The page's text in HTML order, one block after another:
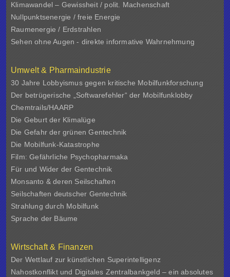
Klimawandel – Gewissheit / polit. Machenschaft
Nullpunktsenergie / freie Energie
Raumenergie / Erdstrahlen
Sehen ohne Augen - direkte informative Wahrnehmung
Umwelt & Pharmaindustrie
30 Jahre Lobbyismus gegen kritische Mobilfunkforschung
Der betrügerische „Softwarefehler“ der Mobilfunklobby
Chemtrails/HAARP
Die Geburt der Klimalüge
Die Gefahr der grünen Gentechnik
Die Mobilfunk-Katastrophe
Film: Gefährliche Psychopharmaka
Für und Wider der Gentechnik
Monsanto & deren Seilschaften
Seilschaften deutscher Gentechnik
Strahlung durch Mobilfunk
Sprache der Bäume
Wirtschaft & Finanzen
Der Wettlauf zur künstlichen Superintelligenz
Nahostkonflikt und Digitales Zentralbankgeld – ein absolutes